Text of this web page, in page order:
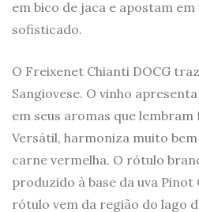
em bico de jaca e apostam
sofisticado.
O Freixenet Chianti DOCG
Sangiovese. O vinho
em seus aromas que
Versátil, harmoniza muito
carne vermelha. O rótulo
produzido à base da uva Pinot
rótulo vem da região do lago